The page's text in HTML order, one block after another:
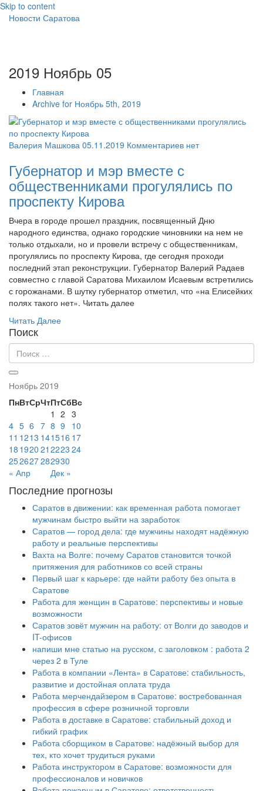
Skip to content
Новости Саратова
2019 Ноябрь 05
Главная
Archive for Ноябрь 5th, 2019
Валерия Машкова 05.11.2019 Комментариев нет
Губернатор и мэр вместе с
общественниками прогулялись по
проспекту Кирова
Вчера в городе прошел праздник, посвященный Дню
народного единства, однако городские чиновники на нем не
только отдыхали, но и провели встречу с общественникам,
прогулялись по проспекту Кирова, где сегодня проходи
последний этап реконструкции. Губернатор Валерий Радаев
совместно с главой Саратова Михаилом Исаевым встретились
с горожанами. В шутку губернатор отметил, что «на Елисейких
полях такого нет». Читать далее
Читать Далее
Поиск
Ноябрь 2019
ПнВтСрЧтПтСбВс
« Апр Дек »
1 2 3
4 5 6 7 8 9
10
11 1213 141516 17
18 1920 21 2223 24
252627282930
Последние прогнозы
Саратов в движении: как временная работа помогает
мужчинам быстро выйти на заработок
Саратов — город дела: где мужчины находят надёжную
работу и реальные перспективы
Вахта на Волге: почему Саратов становится точкой
притяжения для работников со всей страны
Первый шаг к карьере: где найти работу без опыта в
Саратове
Работа для женщин в Саратове: перспективы и новые
возможности
Саратов зовёт мужчин на работу: от Волги до заводов и
IT-офисов
напиши мне статью на русском, с заголовком : работа 2
через 2 в Туле
Работа в компании «Лента» в Саратове: стабильность,
развитие и достойная оплата труда
Работа мерчендайзером в Саратове: востребованная
профессия в сфере розничной торговли
Работа в доставке в Саратове: стабильный доход и
гибкий график
Работа сборщиком в Саратове: надёжный выбор для
тех, кто хочет трудиться руками
Работа инструктором в Саратове: возможности для
профессионалов и новичков